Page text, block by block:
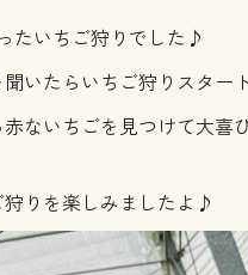
たいちご狩りでした♪
いたらいちご狩りスター
ないちごを見つけて大喜
りを楽しみましたよ♪